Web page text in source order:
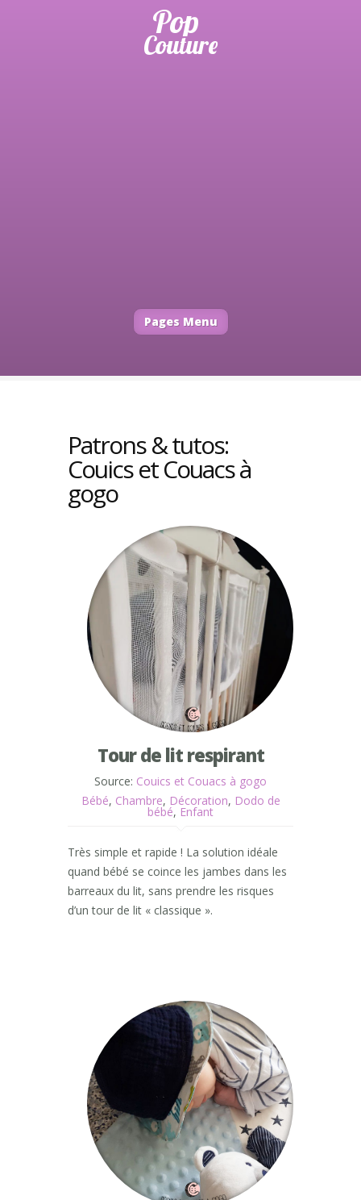
Pages Menu
Patrons & tutos:
Couics et Couacs à
gogo
Tour de lit respirant
Source: Couics et Couacs à gogo
Bébé, Chambre, Décoration, Dodo de
bébé, Enfant
Très simple et rapide ! La solution idéale
quand bébé se coince les jambes dans les
barreaux du lit, sans prendre les risques
d’un tour de lit « classique ».